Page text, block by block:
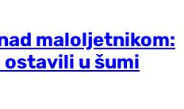
maloljetnikom:
ostavili u šumi